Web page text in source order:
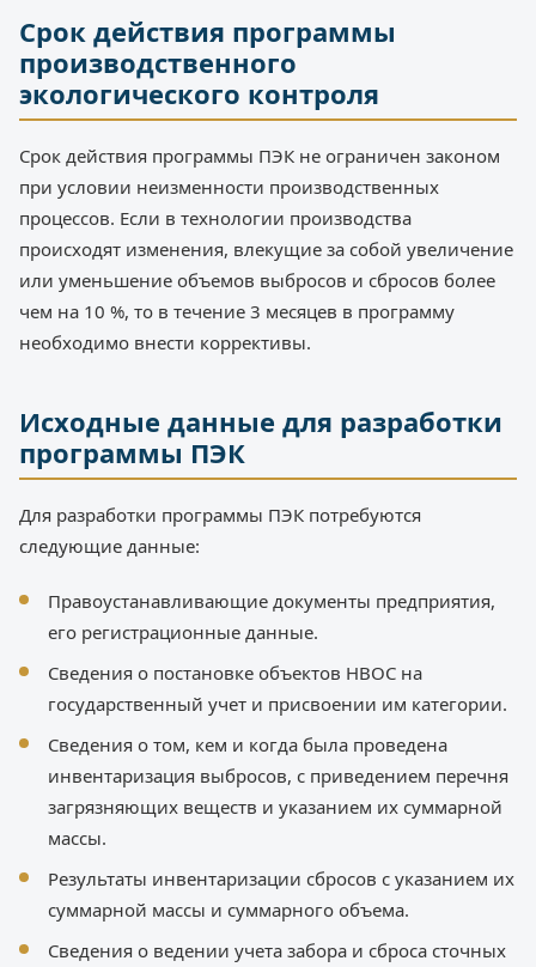
Срок действия программы
производственного
экологического контроля
Срок действия программы ПЭК не ограничен законом
при условии неизменности производственных
процессов. Если в технологии производства
происходят изменения, влекущие за собой увеличение
или уменьшение объемов выбросов и сбросов более
чем на 10 %, то в течение 3 месяцев в программу
необходимо внести коррективы.
Исходные данные для разработки
программы ПЭК
Для разработки программы ПЭК потребуются
следующие данные:
Правоустанавливающие документы предприятия,
его регистрационные данные.
Сведения о постановке объектов НВОС на
государственный учет и присвоении им категории.
Сведения о том, кем и когда была проведена
инвентаризация выбросов, с приведением перечня
загрязняющих веществ и указанием их суммарной
массы.
Результаты инвентаризации сбросов с указанием их
суммарной массы и суммарного объема.
Сведения о ведении учета забора и сброса сточных